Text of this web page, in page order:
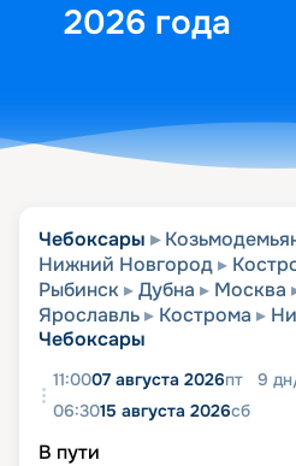
2026 года
Чебоксары
Нижний Новгород
Рыбинск
Дубна Москва
Ярославль
Кострома
Чебоксары
11:0007 августа 2026пт 9 дн
06:3015 августа 2026сб
В пути